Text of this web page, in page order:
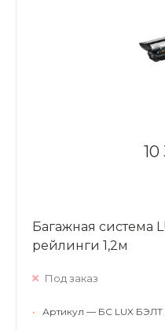
Багажная система
рейлинги 1,2м
Под заказ
•
Артикул — БС LUX БЭЛТ